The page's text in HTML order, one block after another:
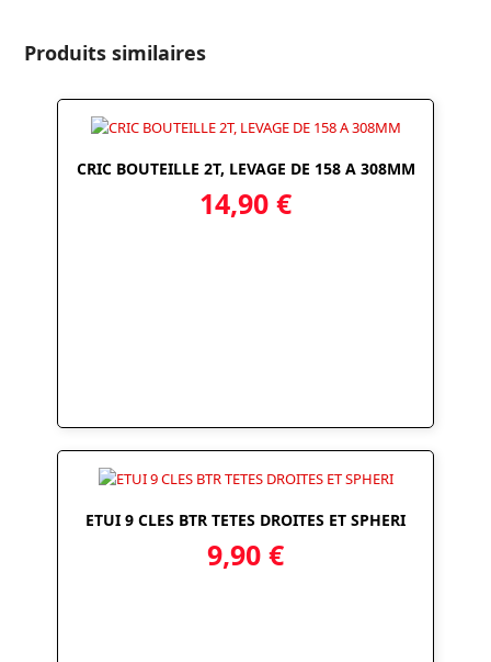
TwitterFacebook
LinkedInEmail
Produits similaires
CRIC BOUTEILLE 2T, LEVAGE DE 158 A 308MM
14,90 €
ETUI 9 CLES BTR TETES DROITES ET SPHERI
9,90 €